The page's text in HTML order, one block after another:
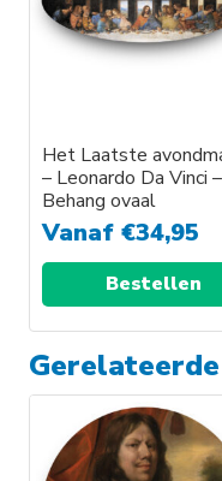
Het Laatste
– Leonardo Da Vinci –
Behang ovaal
Vanaf €34,95
Bestellen
product
heeft
meerdere
variaties.